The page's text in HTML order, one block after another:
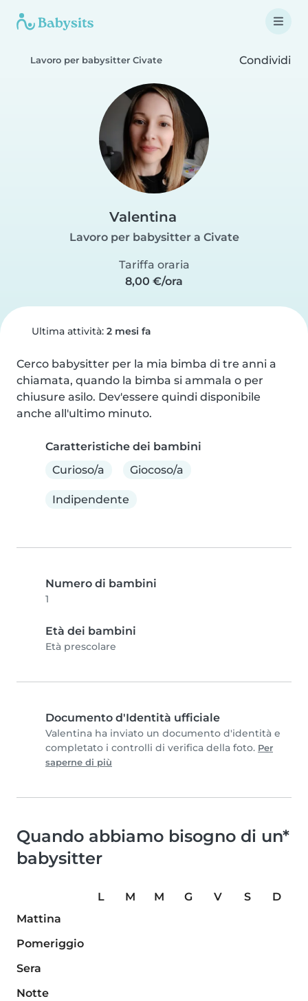
Lavoro per babysitter Civate Condividi
Valentina
Lavoro per babysitter a Civate
Tariffa oraria
8,00 €/ora
Ultima attività: 2 mesi fa
Cerco babysitter per la mia bimba di tre anni a
chiamata, quando la bimba si ammala o per
chiusure asilo. Dev'essere quindi disponibile
anche all'ultimo minuto.
Caratteristiche dei bambini
Curioso/a
Giocoso/a
Indipendente
Numero di bambini
1
Età dei bambini
Età prescolare
Documento d'Identità ufficiale
Valentina ha inviato un documento d'identità e
completato i controlli di verifica della foto. Per
saperne di più
Quando abbiamo bisogno di un*
babysitter
L M M G V S
D
Mattina
Pomeriggio
Sera
Notte